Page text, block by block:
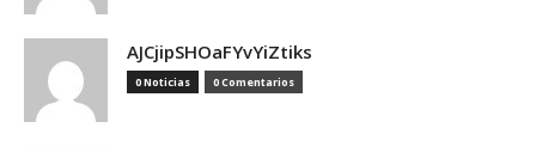
AJCjipSHOaFYvYiZtiks
0 Noticias 0 Comentarios